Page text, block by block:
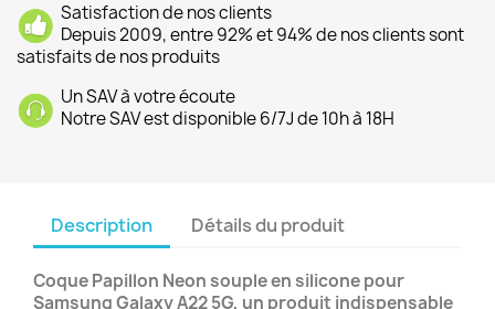
Satisfaction de nos clients
Depuis 2009, entre 92% et 94% de nos clients sont
satisfaits de nos produits
Un SAV à votre écoute
Notre SAV est disponible 6/7J de 10h à 18H
Description Détails du produit
Coque Papillon Neon souple en silicone pour
Samsung Galaxy A22 5G, un produit indispensable